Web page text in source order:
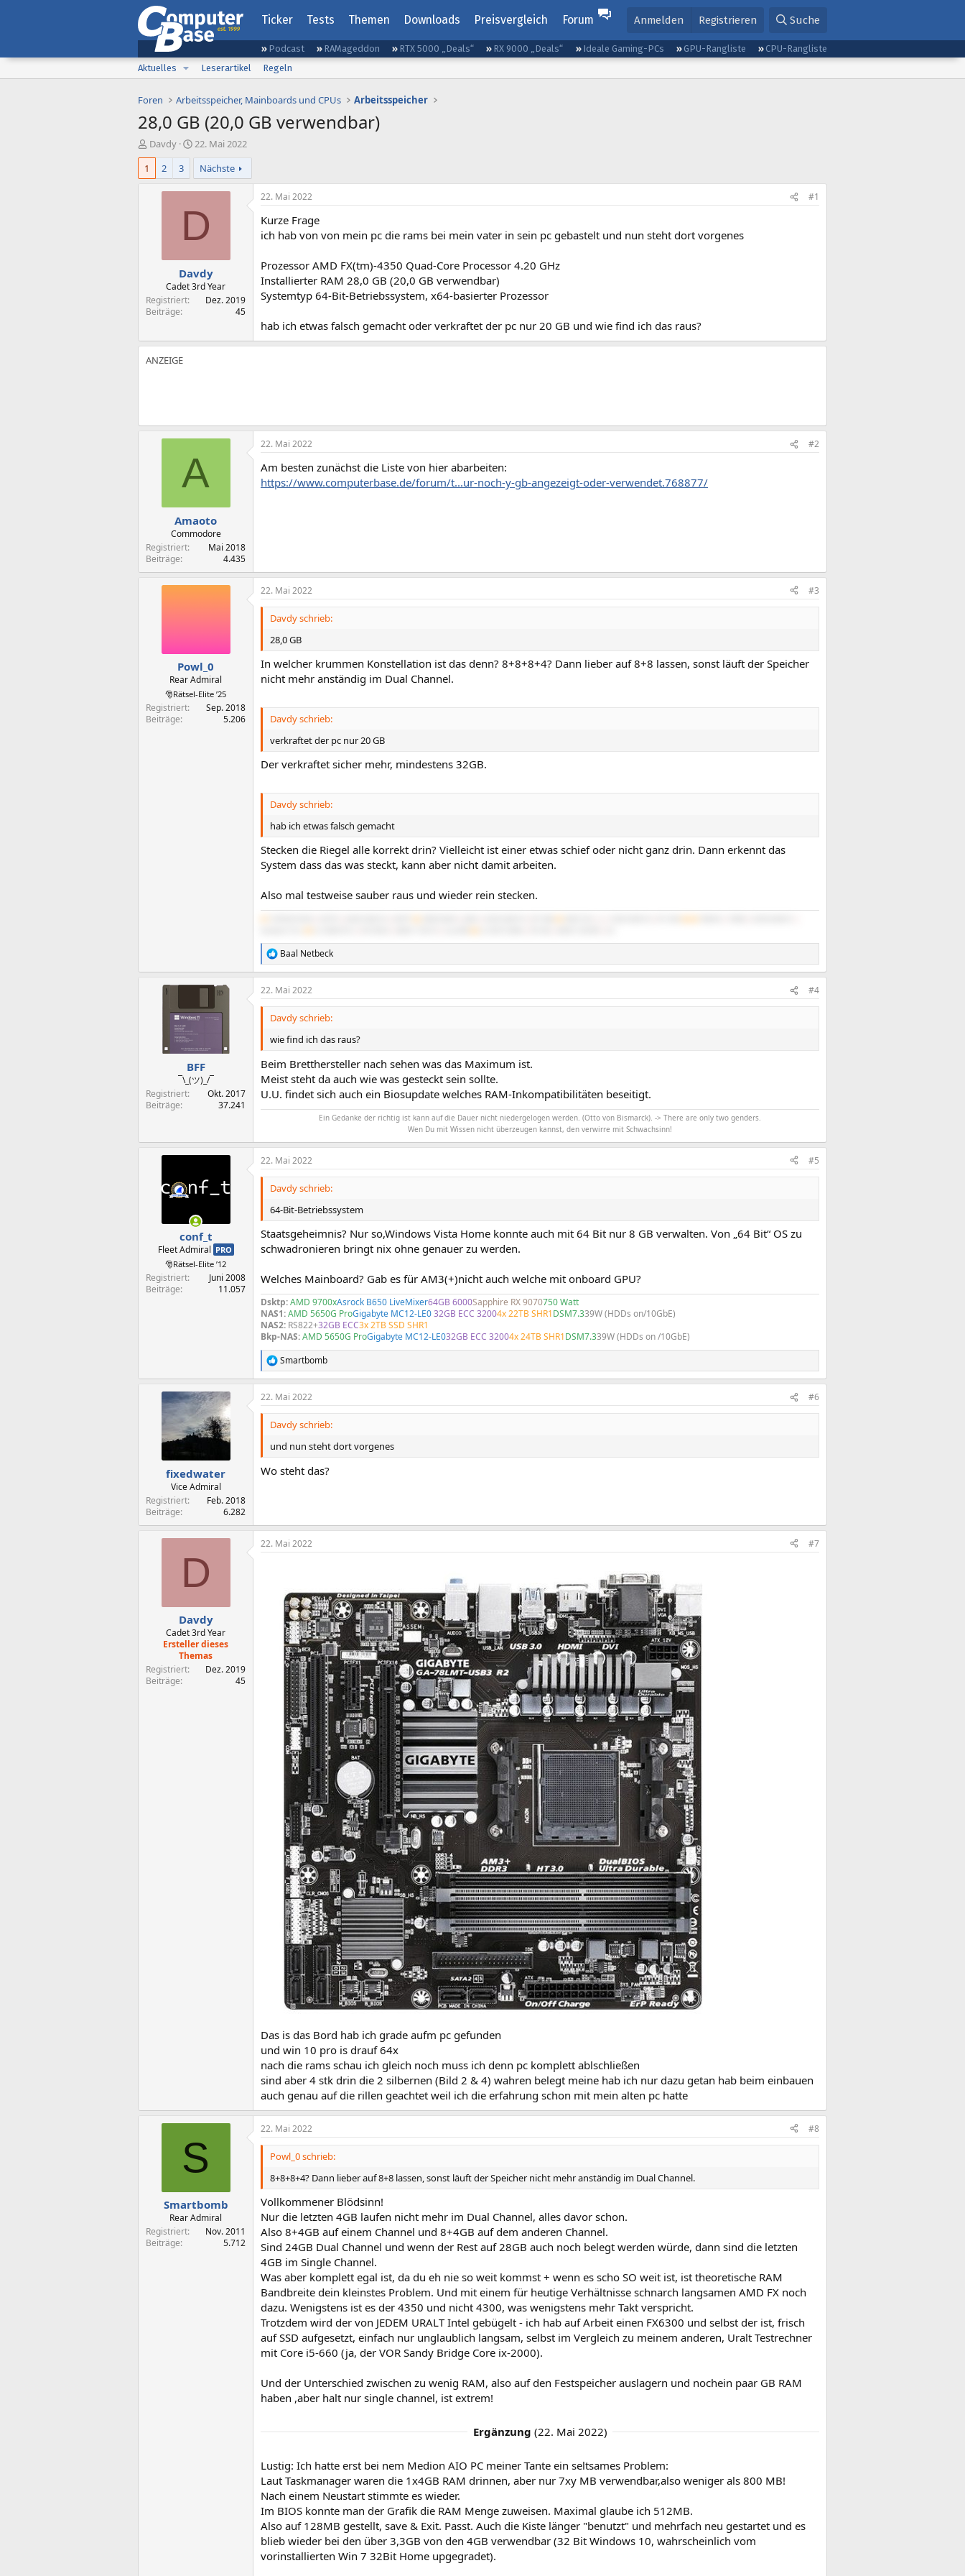
Ticker Tests Themen Downloads Preisvergleich Forum Anmelden Registrieren Suche
Podcast RAMageddon RTX 5000 „Deals“ RX 9000 „Deals“ Ideale Gaming-PCs GPU-Rangliste
CPU-Rangliste
Aktuelles
Leserartikel Regeln
Foren Arbeitsspeicher, Mainboards und CPUs Arbeitsspeicher
28,0 GB (20,0 GB verwendbar)
E
r
t
Davdy
E
r
t
e
t
m
22. Mai 2022
1
2 3 Nächste
D
Davdy
Cadet 3rd Year
Registriert
Dez. 2019
Beiträge
45
22. Mai 2022 #1
Kurze Frage
ich hab von von mein pc die rams bei mein vater in sein pc gebastelt und nun steht dort vorgenes
Prozessor AMD FX(tm)-4350 Quad-Core Processor 4.20 GHz
Installierter RAM 28,0 GB (20,0 GB verwendbar)
Systemtyp 64-Bit-Betriebssystem, x64-basierter Prozessor
hab ich etwas falsch gemacht oder verkraftet der pc nur 20 GB und wie find ich das raus?
A
Amaoto
Commodore
Registriert
Mai 2018
Beiträge
4.435
22. Mai 2022 #2
Am besten zunächst die Liste von hier abarbeiten:
https://www.computerbase.de/forum/t...ur-noch-y-gb-angezeigt-oder-verwendet.768877/
Powl_0
Rear Admiral
🎅Rätsel-Elite ’25
Registriert
Sep. 2018
Beiträge
5.206
22. Mai 2022 #3
Davdy schrieb:
28,0 GB
In welcher krummen Konstellation ist das denn? 8+8+8+4? Dann lieber auf 8+8 lassen, sonst läuft der Speicher
nicht mehr anständig im Dual Channel.
Davdy schrieb:
verkraftet der pc nur 20 GB
Der verkraftet sicher mehr, mindestens 32GB.
Davdy schrieb:
hab ich etwas falsch gemacht
Stecken die Riegel alle korrekt drin? Vielleicht ist einer etwas schief oder nicht ganz drin. Dann erkennt das
System dass das was steckt, kann aber nicht damit arbeiten.
Also mal testweise sauber raus und wieder rein stecken.
R
e
a
k
t
n
e
n
Baal Netbeck
BFF
¯\_(ツ)_/¯
Registriert
Okt. 2017
Beiträge
37.241
22. Mai 2022 #4
Davdy schrieb:
wie find ich das raus?
Beim Bretthersteller nach sehen was das Maximum ist.
Meist steht da auch wie was gesteckt sein sollte.
U.U. findet sich auch ein Biosupdate welches RAM-Inkompatibilitäten beseitigt.
Ein Gedanke der richtig ist kann auf die Dauer nicht niedergelogen werden. (Otto von Bismarck). -> There are only two genders.
Wen Du mit Wissen nicht überzeugen kannst, den verwirre mit Schwachsinn!
conf_t
Fleet Admiral PRO
🎅Rätsel-Elite ’12
Registriert
Juni 2008
Beiträge
11.057
22. Mai 2022 #5
Davdy schrieb:
64-Bit-Betriebssystem
Staatsgeheimnis? Nur so,Windows Vista Home konnte auch mit 64 Bit nur 8 GB verwalten. Von „64 Bit“ OS zu
schwadronieren bringt nix ohne genauer zu werden.
Welches Mainboard? Gab es für AM3(+)nicht auch welche mit onboard GPU?
Dsktp:AMD 9700xAsrock B650 LiveMixer64GB 6000Sapphire RX 9070750 Watt
NAS1:AMD 5650G ProGigabyte MC12-LE032GB ECC 32004x 22TB SHR1DSM7.339W (HDDs on/10GbE)
NAS2: RS822+32GB ECC3x 2TB SSD SHR1
Bkp-NAS:AMD 5650G ProGigabyte MC12-LE032GB ECC 32004x 24TB SHR1DSM7.339W (HDDs on /10GbE)
R
e
a
k
t
e
n
Smartbomb
fixedwater
Vice Admiral
Registriert
Feb. 2018
Beiträge
6.282
22. Mai 2022 #6
Davdy schrieb:
und nun steht dort vorgenes
Wo steht das?
D
Davdy
Cadet 3rd Year
Ersteller dieses
Themas
Registriert
Dez. 2019
Beiträge
45
22. Mai 2022 #7
Das is das Bord hab ich grade aufm pc gefunden
und win 10 pro is drauf 64x
nach die rams schau ich gleich noch muss ich denn pc komplett ablschließen
sind aber 4 stk drin die 2 silbernen (Bild 2 & 4) wahren belegt meine hab ich nur dazu getan hab beim einbauen
auch genau auf die rillen geachtet weil ich die erfahrung schon mit mein alten pc hatte
S
Smartbomb
Rear Admiral
Registriert
Nov. 2011
Beiträge
5.712
22. Mai 2022 #8
Powl_0 schrieb:
8+8+8+4? Dann lieber auf 8+8 lassen, sonst läuft der Speicher nicht mehr anständig im Dual Channel.
Vollkommener Blödsinn!
Nur die letzten 4GB laufen nicht mehr im Dual Channel, alles davor schon.
Also 8+4GB auf einem Channel und 8+4GB auf dem anderen Channel.
Sind 24GB Dual Channel und wenn der Rest auf 28GB auch noch belegt werden würde, dann sind die letzten
4GB im Single Channel.
Was aber komplett egal ist, da du eh nie so weit kommst + wenn es scho SO weit ist, ist theoretische RAM
Bandbreite dein kleinstes Problem. Und mit einem für heutige Verhältnisse schnarch langsamen AMD FX noch
dazu. Wenigstens ist es der 4350 und nicht 4300, was wenigstens mehr Takt verspricht.
Trotzdem wird der von JEDEM URALT Intel gebügelt - ich hab auf Arbeit einen FX6300 und selbst der ist, frisch
auf SSD aufgesetzt, einfach nur unglaublich langsam, selbst im Vergleich zu meinem anderen, Uralt Testrechner
mit Core i5-660 (ja, der VOR Sandy Bridge Core ix-2000).
Und der Unterschied zwischen zu wenig RAM, also auf den Festspeicher auslagern und nochein paar GB RAM
haben ,aber halt nur single channel, ist extrem!
Ergänzung (22. Mai 2022)
Lustig: Ich hatte erst bei nem Medion AIO PC meiner Tante ein seltsames Problem:
Laut Taskmanager waren die 1x4GB RAM drinnen, aber nur 7xy MB verwendbar,also weniger als 800 MB!
Nach einem Neustart stimmte es wieder.
Im BIOS konnte man der Grafik die RAM Menge zuweisen. Maximal glaube ich 512MB.
Also auf 128MB gestellt, save & Exit. Passt. Auch die Kiste länger "benutzt" und mehrfach neu gestartet und es
blieb wieder bei den über 3,3GB von den 4GB verwendbar (32 Bit Windows 10, wahrscheinlich vom
vorinstallierten Win 7 32Bit Home upgegradet).